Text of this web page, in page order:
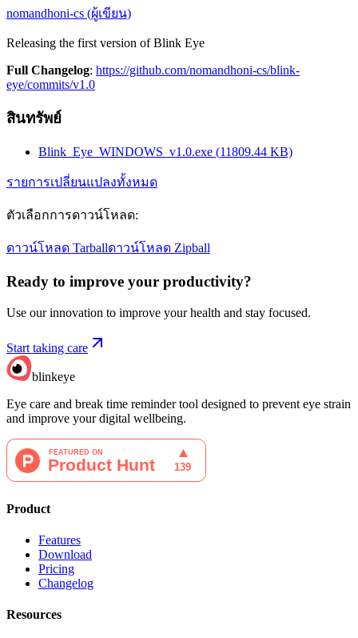
nomandhoni-cs (ผู้เขียน)
Releasing the first version of Blink Eye
Full Changelog: https://github.com/nomandhoni-cs/blink-
eye/commits/v1.0
สินทรัพย์
Blink_Eye_WINDOWS_v1.0.exe (11809.44 KB)
รายการเปลี่ยนแปลงทั้งหมด
ตัวเลือกการดาวน์โหลด:
ดาวน์โหลด Tarballดาวน์โหลด Zipball
Ready to improve your productivity?
Use our innovation to improve your health and stay focused.
Start taking care
blinkeye
Eye care and break time reminder tool designed to prevent eye strain
and improve your digital wellbeing.
Product
Features
Download
Pricing
Changelog
Resources